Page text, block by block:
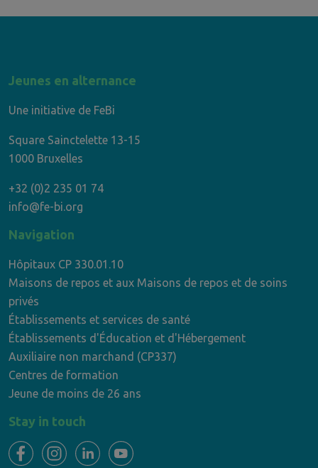
Jeunes en alternance
Une initiative de FeBi
Square Sainctelette 13-15
1000 Bruxelles
+32 (0)2 235 01 74
info@fe-bi.org
Navigation
Hôpitaux CP 330.01.10
Maisons de repos et aux Maisons de repos et de soins
privés
Établissements et services de santé
Établissements d'Éducation et d'Hébergement
Auxiliaire non marchand (CP337)
Centres de formation
Jeune de moins de 26 ans
Stay in touch